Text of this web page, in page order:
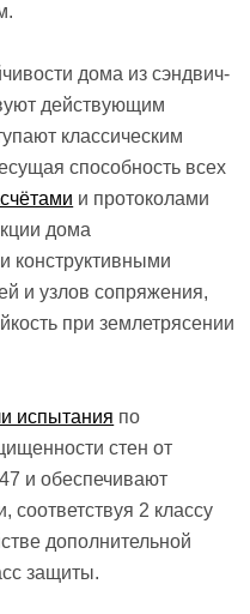
дома из сэндвич-
действующим
классическим
способность всех
и протоколами
дома
конструктивными
и узлов сопряжения,
при землетрясении
испытания по
стен от
и обеспечивают
соответствуя 2 классу
дополнительной
защиты.